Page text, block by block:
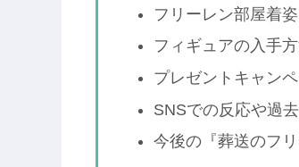
フリーレン部屋着
フィギュアの入手
プレゼントキャン
SNSでの反応や過
今後の『葬送のフ